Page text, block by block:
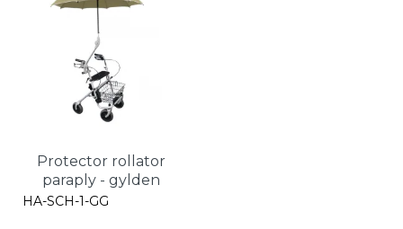
Protector rollator
paraply - gylden
HA-SCH-1-GG